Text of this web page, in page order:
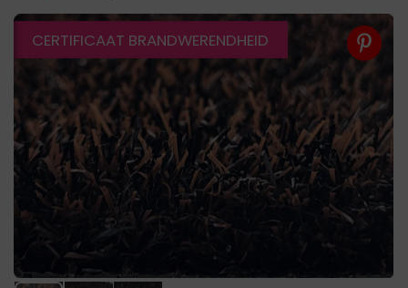
Ga
het
einde
van
afbeeldingen-
gallerij
CERTIFICAAT BRANDWERENDHEID